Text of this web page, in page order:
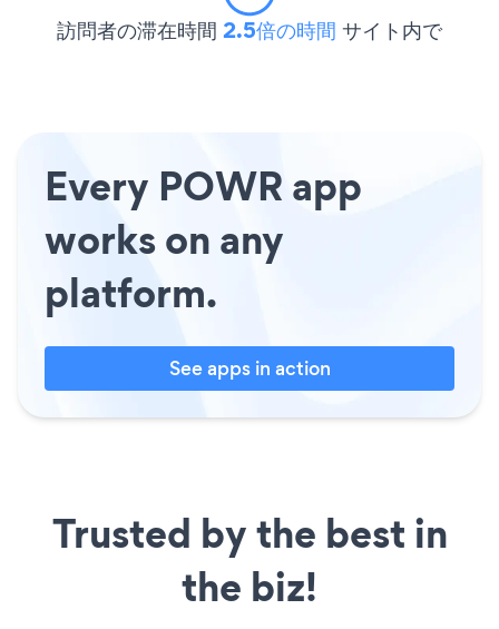
訪問者の滞在時間 2.5倍の時間 サイト内で
Every POWR app
works on any
platform.
See apps in action
Trusted by the best in
the biz!